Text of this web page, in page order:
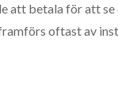
att betala för att se
oftast av